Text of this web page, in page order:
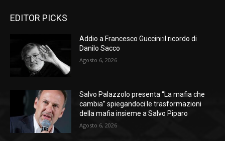
EDITOR PICKS
Addio a Francesco Guccini:il ricordo di
Danilo Sacco
Agosto 6, 2026
Salvo Palazzolo presenta “La mafia che
cambia” spiegandoci le trasformazioni
della mafia insieme a Salvo Piparo
Agosto 6, 2026